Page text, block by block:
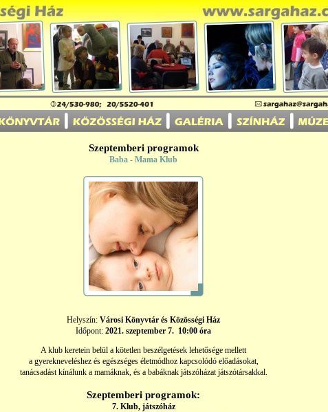
Szeptemberi programok
Baba - Mama Klub
Helyszín: Városi Könyvtár és Közösségi Ház
Időpont: 2021. szeptember 7. 10:00 óra
A klub keretein belül a kötetlen beszélgetések lehetősége mellett
a gyerekneveléshez és egészséges életmódhoz kapcsolódó előadásokat,
tanácsadást kínálunk a mamáknak, és a babáknak játszóházat játszótársakkal.
Szeptemberi programok:
7. Klub, játszóház